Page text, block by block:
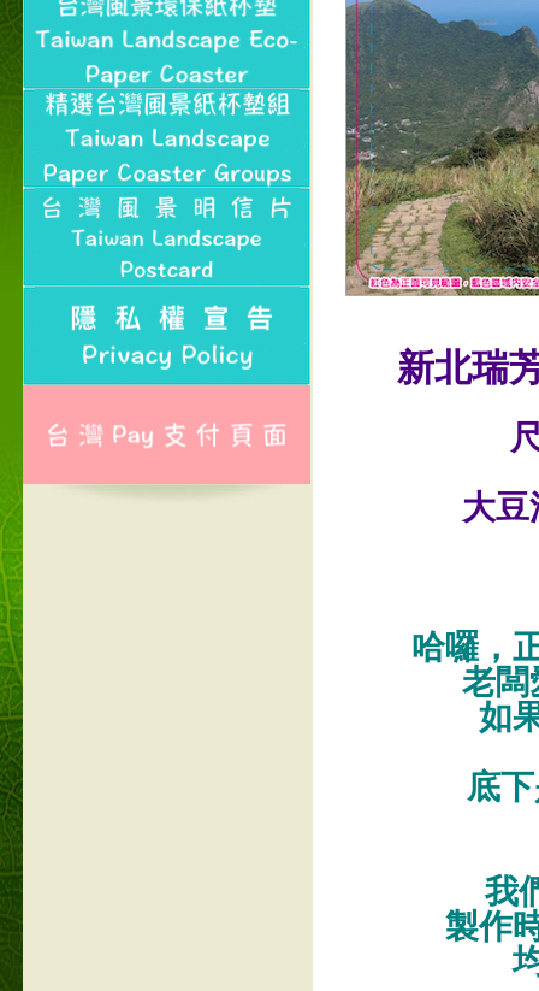
新北瑞
大
哈囉，
老闆
如
底
我
製作